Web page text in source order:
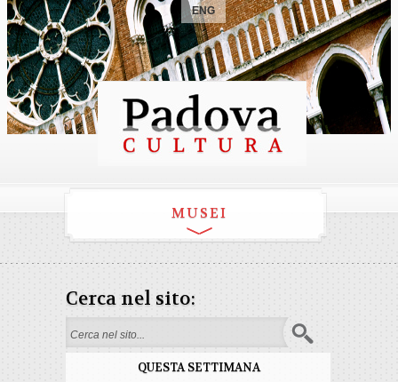
ENG
MUSEI
Cerca nel sito:
Form di ricerca
QUESTA SETTIMANA